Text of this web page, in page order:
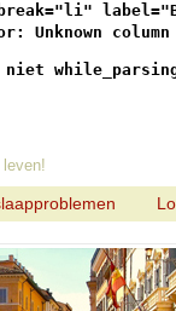
Unknown column